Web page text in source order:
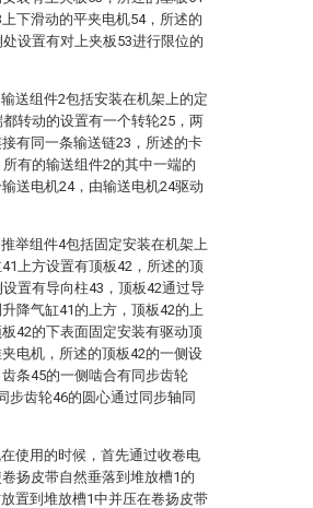
下滑动的平夹电机54，所述的
设置有对上夹板53进行限位的
送组件2包括安装在机架上的定
转动的设置有一个转轮25，两
有同一条输送链23，所述的卡
有的输送组件2的其中一端的
送电机24，由输送电机24驱动
举组件4包括固定安装在机架上
上方设置有顶板42，所述的顶
置有导向柱43，顶板42通过导
降气缸41的上方，顶板42的上
42的下表面固定安装有驱动顶
电机，所述的顶板42的一侧设
条45的一侧啮合有同步齿轮
步齿轮46的圆心通过同步轴同
使用的时候，首先通过收卷电
扬皮带自然垂落到堆放槽1的
置到堆放槽1中并压在卷扬皮带